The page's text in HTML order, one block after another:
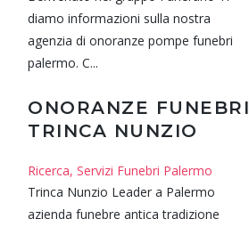
diamo informazioni sulla nostra
agenzia di onoranze pompe funebri
palermo. C...
ONORANZE FUNEBRI
TRINCA NUNZIO
Ricerca, Servizi Funebri Palermo
Trinca Nunzio Leader a Palermo
azienda funebre antica tradizione